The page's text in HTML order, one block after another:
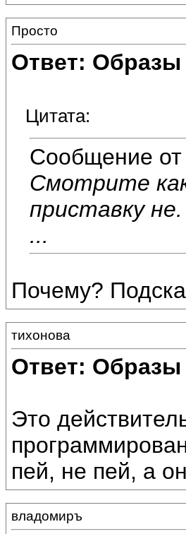
Просто
Ответ: Образы
Цитата:
Сообщение от
Смотрите
приставку
...
Почему?
тихонова
Ответ: Образы
Это
пей, не пей, а
владомиръ